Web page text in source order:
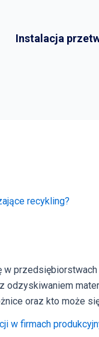
Instalacja
recykling?
w
oraz kto może
w firmach